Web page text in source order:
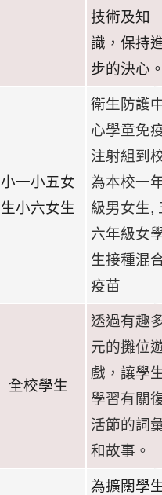
技術及知
識，保持
步的決心
小一小五女
生小六女生
衛生防護
心學童免
注射組到
為本校一
級男女生,
六年級女
生接種混
疫苗
全校學生
透過有趣
元的攤位
戲，讓學
學習有關
活節的詞
和故事。
為擴闊學